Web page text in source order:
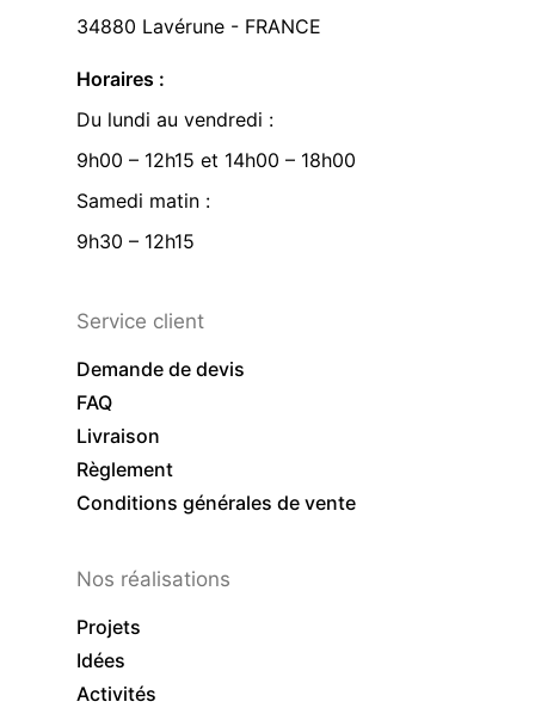
34880 Lavérune - FRANCE
Horaires :
Du lundi au vendredi :
9h00 – 12h15 et 14h00 – 18h00
Samedi matin :
9h30 – 12h15
Service client
Demande de devis
FAQ
Livraison
Règlement
Conditions générales de vente
Nos réalisations
Projets
Idées
Activités